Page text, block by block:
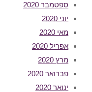
ספטמבר 2020
יוני 2020
מאי 2020
אפריל 2020
מרץ 2020
פברואר 2020
ינואר 2020